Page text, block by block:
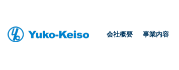
会社概要 事業内容